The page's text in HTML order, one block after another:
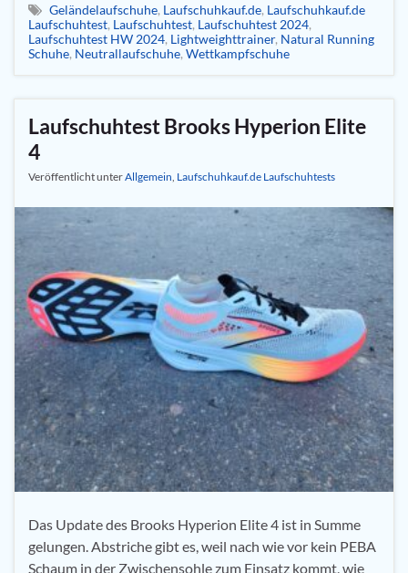
Geländelaufschuhe, Laufschuhkauf.de, Laufschuhkauf.de
Laufschuhtest, Laufschuhtest, Laufschuhtest 2024,
Laufschuhtest HW 2024, Lightweighttrainer, Natural Running
Schuhe, Neutrallaufschuhe, Wettkampfschuhe
Laufschuhtest Brooks Hyperion Elite
4
Veröffentlicht unterAllgemein Laufschuhkauf.de Laufschuhtests
Das Update des Brooks Hyperion Elite 4 ist in Summe
gelungen. Abstriche gibt es, weil nach wie vor kein PEBA
Schaum in der Zwischensohle zum Einsatz kommt, wie